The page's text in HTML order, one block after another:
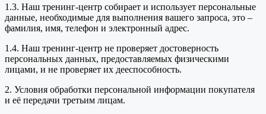
1.3. Наш тренинг-центр собирает и использует персональные
данные, необходимые для выполнения вашего запроса, это –
фамилия, имя, телефон и электронный адрес.
1.4. Наш тренинг-центр не проверяет достоверность
персональных данных, предоставляемых физическими
лицами, и не проверяет их дееспособность.
2. Условия обработки персональной информации покупателя
и её передачи третьим лицам.